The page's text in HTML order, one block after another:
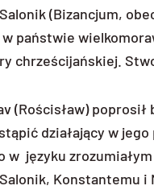
(Bizancjum,
państwie
chrześcijańskiej.
(Rościsław)
działający w
języku
Konstantemu